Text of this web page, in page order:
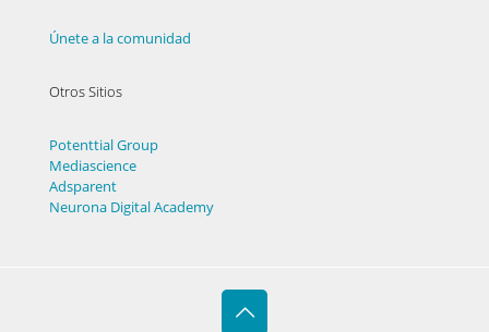
Únete a la comunidad
Otros Sitios
Potenttial Group
Mediascience
Adsparent
Neurona Digital Academy